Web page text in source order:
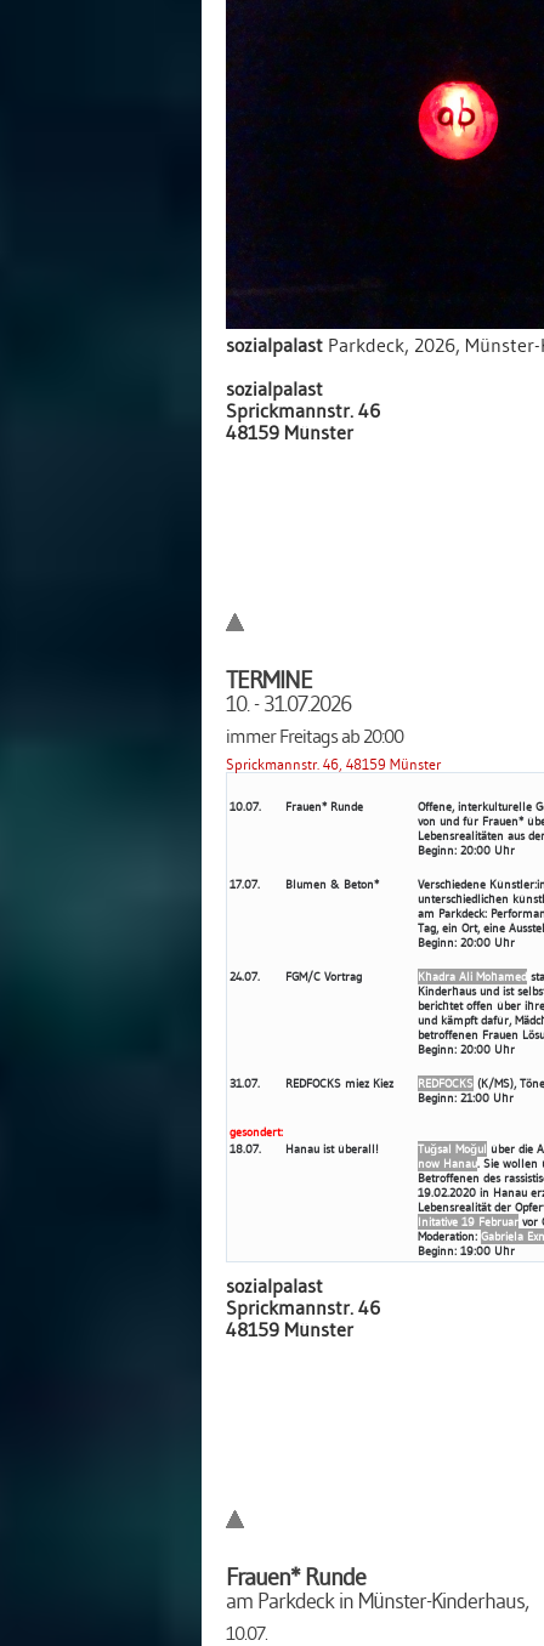
sozialpalast Parkdeck, 2026,
sozialpalast
Sprickmannstr. 46
48159 Münster
TERMINE
10. - 31.07.2026
immer Freitags ab 20:00
Sprickmannstr. 46, 48159 Münster
10.07. Frauen* Runde
Offene, interkulturelle
von und für Frauen*
Lebensrealitäten aus
Beginn: 20:00 Uhr
17.07. Blumen & Beton*
Verschiedene
unterschiedlichen
am Parkdeck:
Tag, ein Ort, eine
Beginn: 20:00 Uhr
24.07. FGM/C Vortrag Khadra Ali Mohamed
Kinderhaus und ist
berichtet offen über
und kämpft dafür,
betroffenen Frauen
Beginn: 20:00 Uhr
31.07. REDFOCKS miez Kiez REDFOCKS (K/MS),
Beginn: 21:00 Uhr
gesondert:
18.07.
Hanau ist überall! Tuğsal Moğul über die
now Hanau. Sie wollen
Betroffenen des
19.02.2020 in Hanau
Lebensrealität der
Initative 19 Februar vor
Moderation: Gabriela
Beginn: 19:00 Uhr
sozialpalast
Sprickmannstr. 46
48159 Münster
Frauen* Runde
am Parkdeck in Münster-Kinderhaus,
10.07.